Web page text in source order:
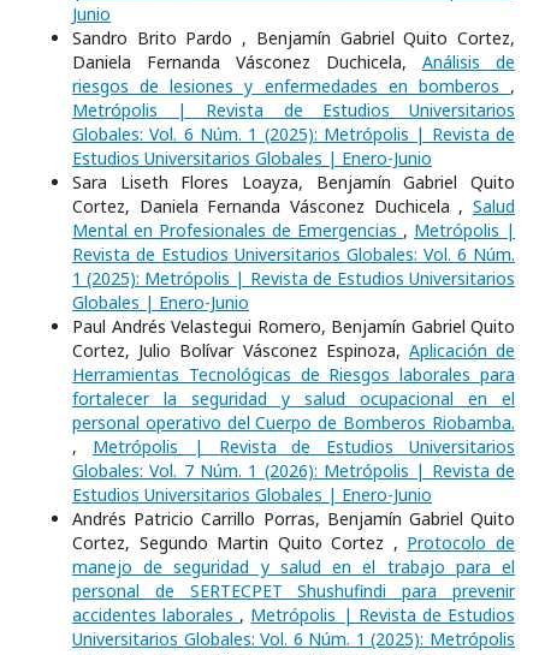
Junio
Sandro Brito Pardo , Benjamín Gabriel Quito Cortez,
Daniela Fernanda Vásconez Duchicela, Análisis de
riesgos de lesiones y enfermedades en bomberos ,
Metrópolis | Revista de Estudios Universitarios
Globales: Vol. 6 Núm. 1 (2025): Metrópolis | Revista de
Estudios Universitarios Globales | Enero-Junio
Sara Liseth Flores Loayza, Benjamín Gabriel Quito
Cortez, Daniela Fernanda Vásconez Duchicela , Salud
Mental en Profesionales de Emergencias , Metrópolis |
Revista de Estudios Universitarios Globales: Vol. 6 Núm.
1 (2025): Metrópolis | Revista de Estudios Universitarios
Globales | Enero-Junio
Paul Andrés Velastegui Romero, Benjamín Gabriel Quito
Cortez, Julio Bolívar Vásconez Espinoza, Aplicación de
Herramientas Tecnológicas de Riesgos laborales para
fortalecer la seguridad y salud ocupacional en el
personal operativo del Cuerpo de Bomberos Riobamba.
, Metrópolis | Revista de Estudios Universitarios
Globales: Vol. 7 Núm. 1 (2026): Metrópolis | Revista de
Estudios Universitarios Globales | Enero-Junio
Andrés Patricio Carrillo Porras, Benjamín Gabriel Quito
Cortez, Segundo Martin Quito Cortez , Protocolo de
manejo de seguridad y salud en el trabajo para el
personal de SERTECPET Shushufindi para prevenir
accidentes laborales , Metrópolis | Revista de Estudios
Universitarios Globales: Vol. 6 Núm. 1 (2025): Metrópolis